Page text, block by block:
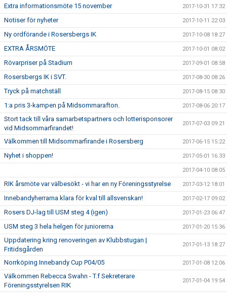
Extra informationsmöte 15 november 2017-10-31 17:32
Notiser för nyheter 2017-10-11 22:03
Ny ordförande i Rosersbergs IK 2017-10-08 18:27
EXTRA ÅRSMÖTE 2017-10-01 08:02
Rövarpriser på Stadium 2017-09-01 08:58
Rosersbergs IK i SVT. 2017-08-30 08:26
Tryck på matchställ 2017-08-15 08:30
1:a pris 3-kampen på Midsommarafton. 2017-08-06 20:17
Stort tack till våra samarbetspartners och lotterisponsorer
vid Midsommarfirandet!
2017-07-03 09:21
Välkommen till Midsommarfirande i Rosersberg 2017-06-15 15:22
Nyhet i shoppen! 2017-05-01 16:33
2017-04-10 08:05
RIK årsmöte var välbesökt - vi har en ny Föreningsstyrelse 2017-03-12 18:01
Innebandyherrarna klara för kval till allsvenskan! 2017-02-17 09:02
Rosers DJ-lag till USM steg 4 (igen) 2017-01-23 06:47
USM steg 3 hela helgen för juniorerna 2017-01-20 15:36
Uppdatering kring renoveringen av Klubbstugan |
Fritidsgården
2017-01-13 18:27
Norrköping Innebandy Cup P04/05 2017-01-08 12:06
Välkommen Rebecca Swahn - T.f Sekreterare
Föreningsstyrelsen RIK
2017-01-04 19:54